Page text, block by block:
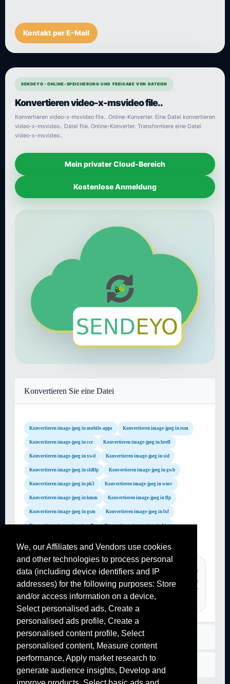
We, our Affiliates and Vendors use cookies
and other technologies to process personal
data (including device identifiers and IP
addresses) for the following purposes: Store
and/or access information on a device,
Select personalised ads, Create a
personalised ads profile, Create a
personalised content profile, Select
personalised content, Measure content
performance, Apply market research to
generate audience insights, Develop and
Kontakt per E-Mail
SENDEYO : ONLINE-SPEICHERUNG UND FREIGABE VON DATEIEN
Konvertieren video-x-msvideo file..
Konvertieren video-x-msvideo file.. Online-Konverter. Eine Datei konvertieren
video-x-msvideo.. Datei file. Online-Konverter. Transformiere eine Datei
video-x-msvideo..
Mein privater Cloud-Bereich
Kostenlose Anmeldung
Konvertieren Sie eine Datei
Konvertieren image-jpeg in mobile-apps Konvertieren image-jpeg in esm
Konvertieren image-jpeg in cce Konvertieren image-jpeg in breff
Konvertieren image-jpeg in xwd Konvertieren image-jpeg in sid
Konvertieren image-jpeg in sldlfp Konvertieren image-jpeg in gwb
Konvertieren image-jpeg in pk3 Konvertieren image-jpeg in wmv
Konvertieren image-jpeg in kmm Konvertieren image-jpeg in flp
Konvertieren image-jpeg in gsm Konvertieren image-jpeg in lxf
Konvertieren image-jpeg in pdb Konvertieren image-jpeg in big
TAGS :video to mp3, gif to pdf, convertir un fichier en pdf,
convertir mp4 en mp3, convertir image en pdf, png to jpg, convertir
youtube mp3,...
Regeln
Kontaktiere uns